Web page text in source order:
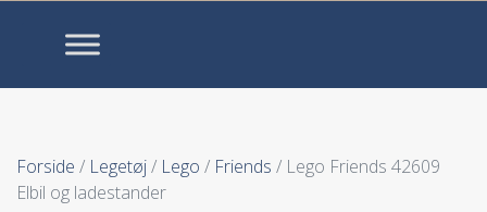
Forside / Legetøj/ Lego / Friends / Lego Friends 42609
Elbil og ladestander